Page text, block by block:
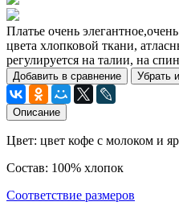
Платье очень
цвета хлопковой ткани,
регулируется на талии, на
Добавить в сравнение Убрать
Описание
Цвет: цвет кофе с молоком и
Состав: 100% хлопок
Соответствие размеров